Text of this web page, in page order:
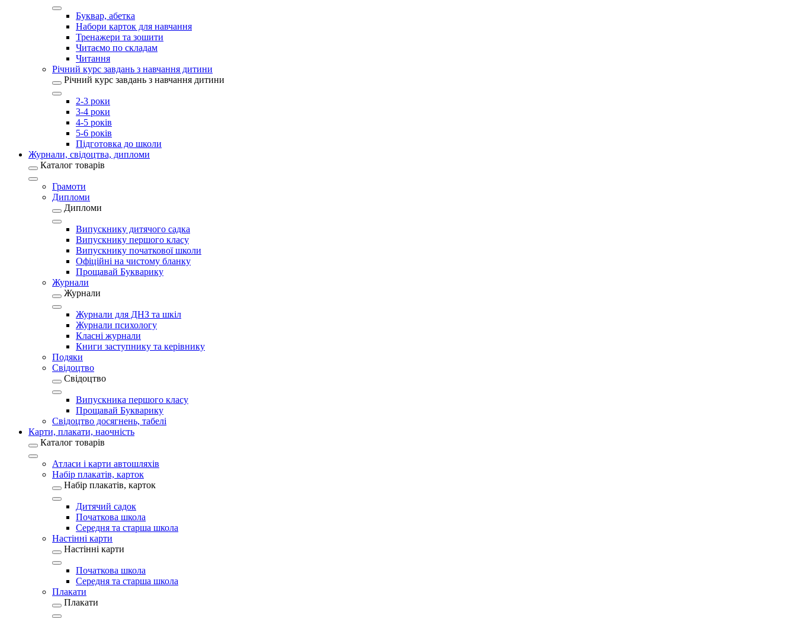
Буквар, абетка
Набори карток для навчання
Тренажери та зошити
Читаємо по складам
Читання
Річний курс завдань з навчання дитини
Річний курс завдань з навчання дитини
2-3 роки
3-4 роки
4-5 років
5-6 років
Підготовка до школи
Журнали, свідоцтва, дипломи
Каталог товарів
Грамоти
Дипломи
Дипломи
Випускнику дитячого садка
Випускнику першого класу
Випускнику початкової школи
Офіційні на чистому бланку
Прощавай Букварику
Журнали
Журнали
Журнали для ДНЗ та шкіл
Журнали психологу
Класні журнали
Книги заступнику та керівнику
Подяки
Свідоцтво
Свідоцтво
Випускника першого класу
Прощавай Букварику
Свідоцтво досягнень, табелі
Карти, плакати, наочність
Каталог товарів
Атласи і карти автошляхів
Набір плакатів, карток
Набір плакатів, карток
Дитячий садок
Початкова школа
Середня та старша школа
Настінні карти
Настінні карти
Початкова школа
Середня та старша школа
Плакати
Плакати